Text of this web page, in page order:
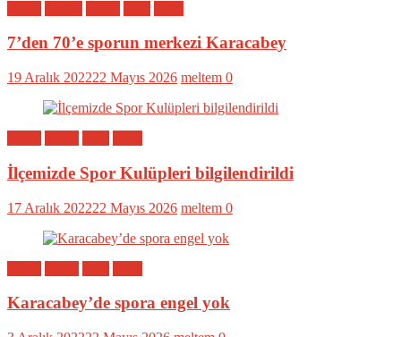
7’den 70’e sporun merkezi Karacabey
19 Aralık 202222 Mayıs 2026 meltem 0
İlçemizde Spor Kulüpleri bilgilendirildi
17 Aralık 202222 Mayıs 2026 meltem 0
Karacabey’de spora engel yok